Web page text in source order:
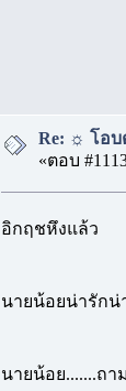
Re: ☼ โอบ
«ตอบ
อิกฤชหึงแล้ว
นายน้อยน่ารักน่
นายน้อย.......ถา